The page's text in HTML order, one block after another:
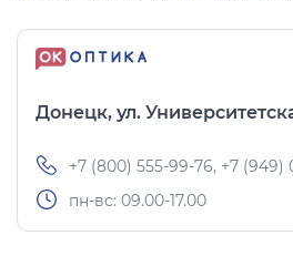
Донецк, ул.
+7 (800) 555-99-76, +7 (949)
пн-вс: 09.00-17.00